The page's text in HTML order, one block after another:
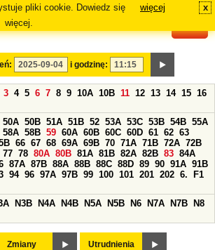
pliki cookie. Dowiedz się
więcej.
więcej x
i godzinę:
3 4 5 6 7 8 9 10A 10B 11 12 13 14 15 16
50A 50B 51A 51B 52 53A 53C 53B 54B 55A
58A 58B 59 60A 60B 60C 60D 61 62 63
66 67 68 69A 69B 70 71A 71B 72A 72B
77 78 80A 80B 81A 81B 82A 82B 83 84A
87A 87B 88A 88B 88C 88D 89 90 91A 91B
94 96 97A 97B 99 100 101 201 202 6.
F1
N3B N4A N4B N5A N5B N6 N7A N7B
N8
Zmiany Utrudnienia